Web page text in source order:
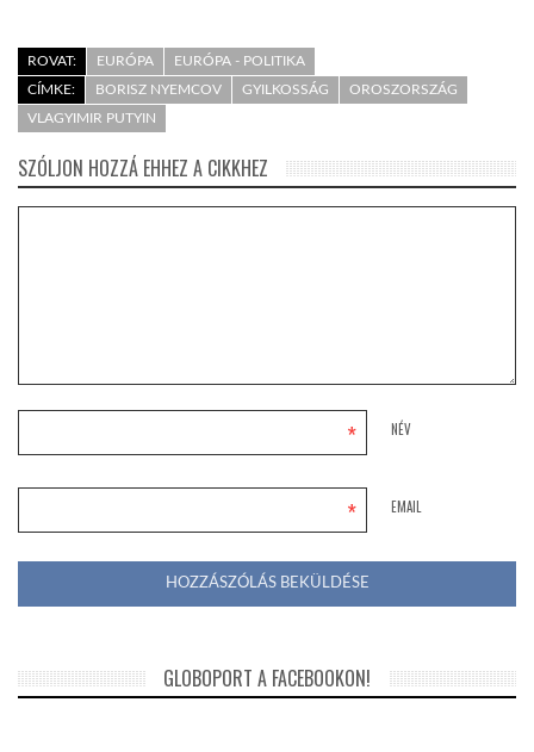
ROVAT: EURÓPA
EURÓPA - POLITIKA
CÍMKE:
BORISZ NYEMCOV GYILKOSSÁG
OROSZORSZÁG
VLAGYIMIR PUTYIN
SZÓLJON HOZZÁ EHHEZ A CIKKHEZ
NÉV
*
EMAIL
*
GLOBOPORT A FACEBOOKON!